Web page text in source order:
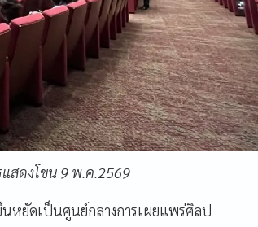
สดงโขน 9 พ.ค.2569
หยัดเป็นศูนย์กลางการเผยแพร่ศิลป